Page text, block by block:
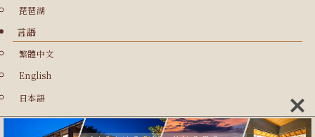
琵琶湖
言語
繁體中文
English
日本語